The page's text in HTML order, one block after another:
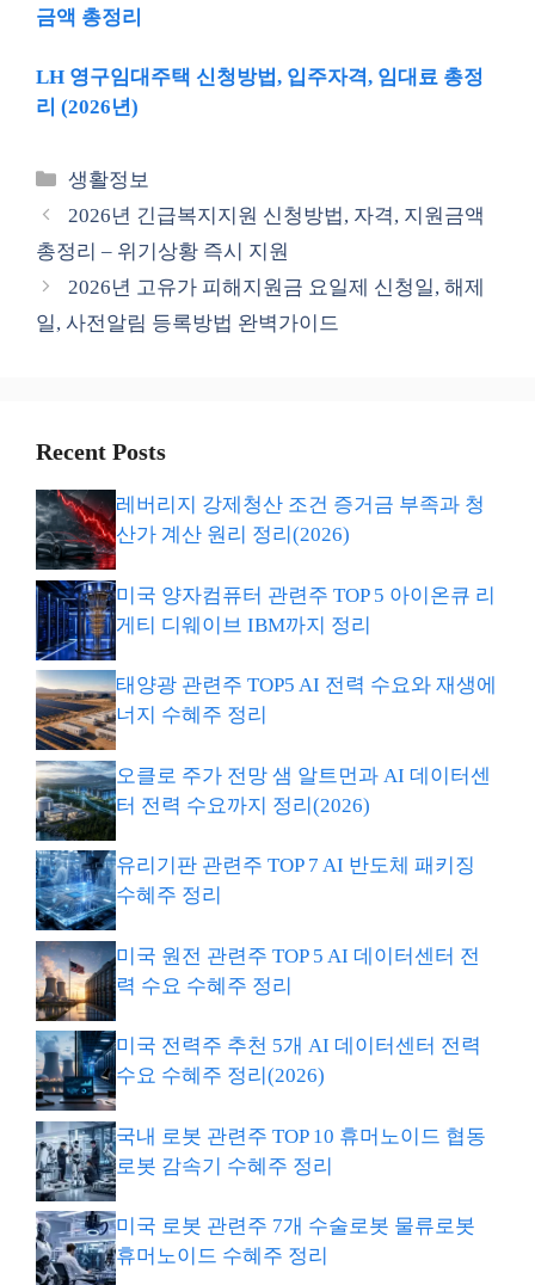
금액 총정리
LH 영구임대주택 신청방법, 입주자격, 임대료 총정
리 (2026년)
카
테
리
생활정보
2026년 긴급복지지원 신청방법, 자격, 지원금액
총정리 – 위기상황 즉시 지원
2026년 고유가 피해지원금 요일제 신청일, 해제
일, 사전알림 등록방법 완벽가이드
Recent Posts
레버리지 강제청산 조건 증거금 부족과 청
산가 계산 원리 정리(2026)
미국 양자컴퓨터 관련주 TOP 5 아이온큐 리
게티 디웨이브 IBM까지 정리
태양광 관련주 TOP5 AI 전력 수요와 재생에
너지 수혜주 정리
오클로 주가 전망 샘 알트먼과 AI 데이터센
터 전력 수요까지 정리(2026)
유리기판 관련주 TOP 7 AI 반도체 패키징
수혜주 정리
미국 원전 관련주 TOP 5 AI 데이터센터 전
력 수요 수혜주 정리
미국 전력주 추천 5개 AI 데이터센터 전력
수요 수혜주 정리(2026)
국내 로봇 관련주 TOP 10 휴머노이드 협동
로봇 감속기 수혜주 정리
미국 로봇 관련주 7개 수술로봇 물류로봇
휴머노이드 수혜주 정리